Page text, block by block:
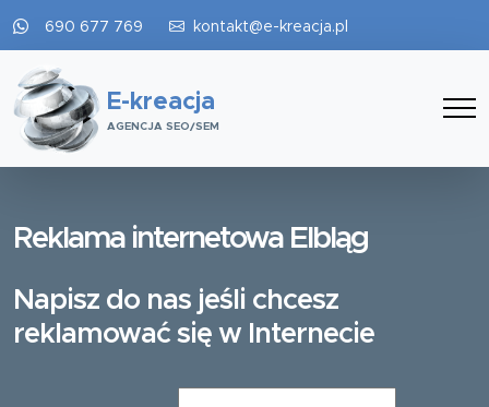
690 677 769 kontakt@e-kreacja.pl
E-kreacja
AGENCJA SEO/SEM
Reklama internetowa Elbląg
Napisz do nas jeśli chcesz
reklamować się w Internecie